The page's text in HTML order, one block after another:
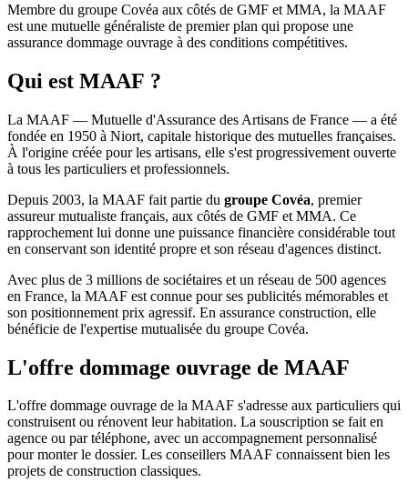
Membre du groupe Covéa aux côtés de GMF et MMA, la MAAF
est une mutuelle généraliste de premier plan qui propose une
assurance dommage ouvrage à des conditions compétitives.
Qui est MAAF ?
La MAAF — Mutuelle d'Assurance des Artisans de France — a été
fondée en 1950 à Niort, capitale historique des mutuelles françaises.
À l'origine créée pour les artisans, elle s'est progressivement ouverte
à tous les particuliers et professionnels.
Depuis 2003, la MAAF fait partie du groupe Covéa, premier
assureur mutualiste français, aux côtés de GMF et MMA. Ce
rapprochement lui donne une puissance financière considérable tout
en conservant son identité propre et son réseau d'agences distinct.
Avec plus de 3 millions de sociétaires et un réseau de 500 agences
en France, la MAAF est connue pour ses publicités mémorables et
son positionnement prix agressif. En assurance construction, elle
bénéficie de l'expertise mutualisée du groupe Covéa.
L'offre dommage ouvrage de MAAF
L'offre dommage ouvrage de la MAAF s'adresse aux particuliers qui
construisent ou rénovent leur habitation. La souscription se fait en
agence ou par téléphone, avec un accompagnement personnalisé
pour monter le dossier. Les conseillers MAAF connaissent bien les
projets de construction classiques.